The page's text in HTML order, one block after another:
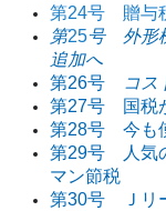
第24号 贈与
第25号 外形
追加へ
第26号 コス
第27号 国税
第28号 今も
第29号 人気
マン節税
第30号 Ｊリ